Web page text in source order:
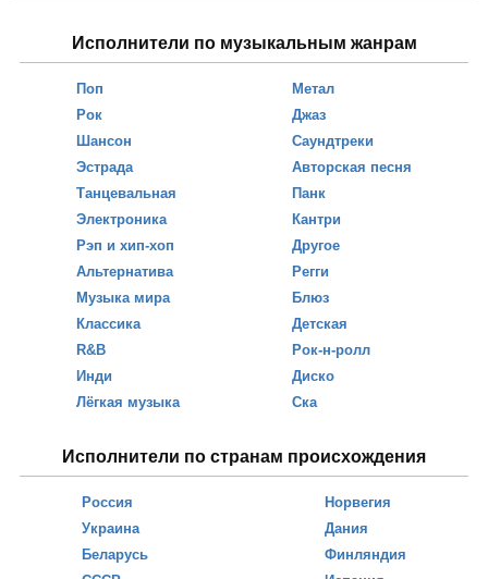
Исполнители по музыкальным жанрам
Поп
Рок
Шансон
Эстрада
Танцевальная
Электроника
Рэп и хип-хоп
Альтернатива
Музыка мира
Классика
R&B
Инди
Лёгкая музыка
Метал
Джаз
Саундтреки
Авторская песня
Панк
Кантри
Другое
Регги
Блюз
Детская
Рок-н-ролл
Диско
Ска
Исполнители по странам происхождения
Россия
Украина
Беларусь
Норвегия
Дания
Финляндия